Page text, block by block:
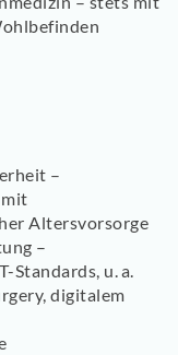
–
Altersvorsorge
–
Standards, u. a.
digitalem